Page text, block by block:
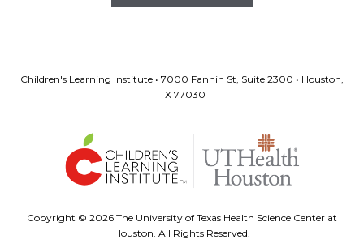
Children's Learning Institute • 7000 Fannin St, Suite 2300 • Houston,
TX 77030
Copyright © 2026 The University of Texas Health Science Center at
Houston. All Rights Reserved.